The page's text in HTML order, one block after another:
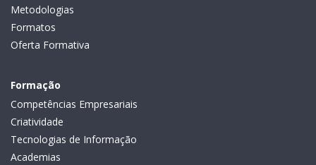
Metodologias
Formatos
Oferta Formativa
Formação
Competências Empresariais
Criatividade
Tecnologias de Informação
Academias